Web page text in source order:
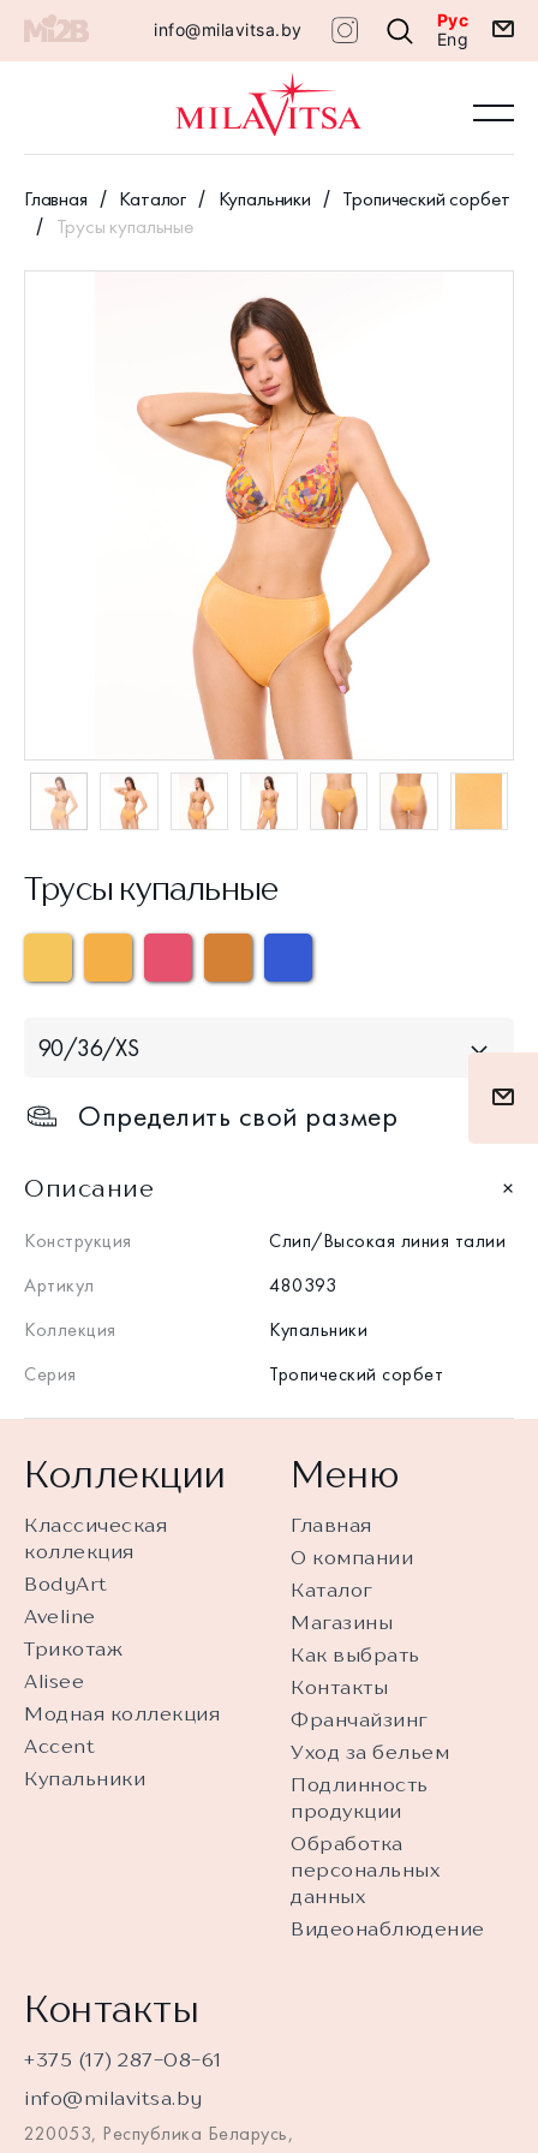
info@milavitsa.by
Рус
Eng
Главная Каталог Купальники
Тропический сорбет
Трусы купальные
Трусы купальные
90/36/XS
Определить свой размер
Описание
Конструкция
Слип/Высокая линия талии
Артикул
480393
Коллекция
Купальники
Серия
Тропический сорбет
Коллекции
Классическая
коллекция
BodyArt
Aveline
Трикотаж
Alisee
Модная коллекция
Accent
Купальники
Меню
Главная
О компании
Каталог
Магазины
Как выбрать
Контакты
Франчайзинг
Уход за бельем
Подлинность
продукции
Обработка
персональных
данных
Видеонаблюдение
Контакты
+375 (17) 287-08-61
info@milavitsa.by
220053, Республика Беларусь,